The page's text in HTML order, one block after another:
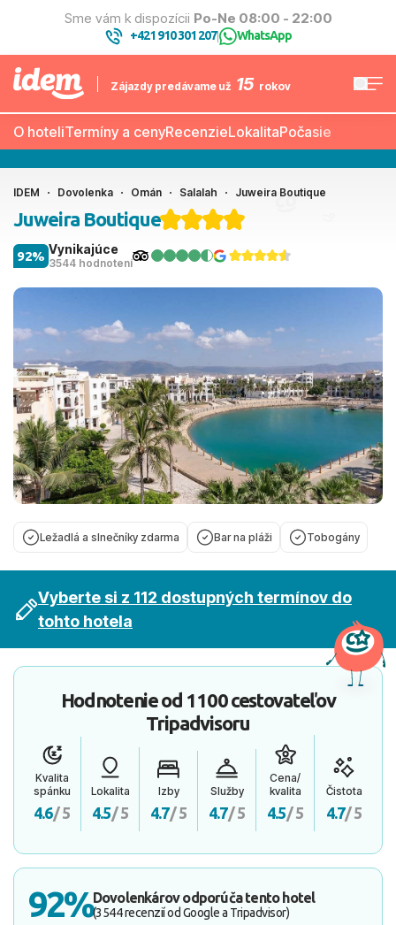
Sme vám k dispozícii Po-Ne 08:00 - 22:00
+421 910 301 207| WhatsApp
Zájazdy predávame už 15 rokov
O hoteliTermíny a cenyRecenzieLokalitaPočasie
IDEM Dovolenka Omán Salalah Juweira Boutique
Juweira Boutique
Vynikajúce
3544 hodnotení
92%
Ležadlá a slnečníky zdarma Bar na pláži Tobogány
Vyberte si z 112 dostupných termínov do
tohto hotela
Hodnotenie od 1100 cestovateľov
Tripadvisoru
Kvalita
spánku
4.6/ 5
Lokalita
4.5/ 5
Izby
4.7/ 5
Služby
4.7/ 5
Cena/
kvalita
4.5/ 5
Čistota
4.7/ 5
92%Dovolenkárov odporúča tento hotel
(3544 recenzií od Google a Tripadvisor)